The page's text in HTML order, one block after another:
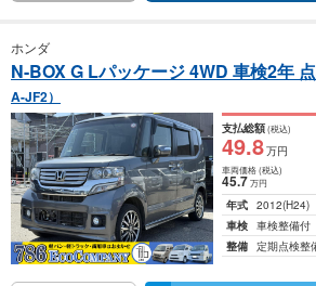
ホンダ
N-BOX G Lパッケージ 4WD 車検2年
A-JF2）
支払総額(税込)
49.8万円
車両価格(税込)
45.7万円
年式 2012(H24)
車検 車検整備付
整備 定期点検整